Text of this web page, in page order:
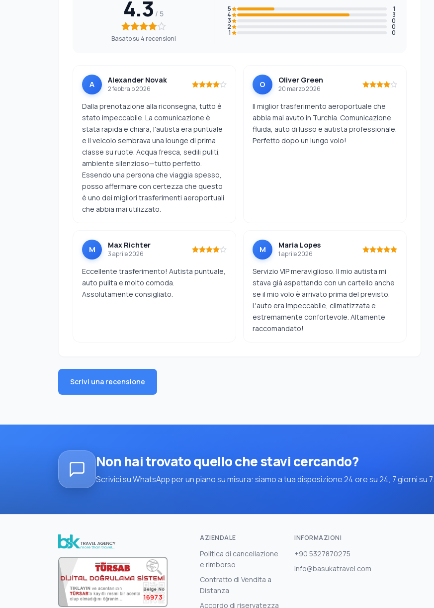
4.3
Basato su 4 recensioni
5 1
4 3
3 0
2 0
1 0
A Alexander Novak
2 febbraio 2026
Dalla prenotazione alla riconsegna, tutto è
stato impeccabile. La comunicazione è
stata rapida e chiara, l'autista era puntuale
e il veicolo sembrava una lounge di prima
classe su ruote. Acqua fresca, sedili puliti,
ambiente silenzioso—tutto perfetto.
Essendo una persona che viaggia spesso,
posso affermare con certezza che questo
è uno dei migliori trasferimenti aeroportuali
che abbia mai utilizzato.
O Oliver Green
20 marzo 2026
Il miglior trasferimento aeroportuale che
abbia mai avuto in Turchia. Comunicazione
fluida, auto di lusso e autista professionale.
Perfetto dopo un lungo volo!
M Max Richter
3 aprile 2026
Eccellente trasferimento! Autista puntuale,
auto pulita e molto comoda.
Assolutamente consigliato.
M Maria Lopes
1 aprile 2026
Servizio VIP meraviglioso. Il mio autista mi
stava già aspettando con un cartello anche
se il mio volo è arrivato prima del previsto.
L'auto era impeccabile, climatizzata e
estremamente confortevole. Altamente
raccomandato!
Scrivi una recensione
Non hai trovato quello che stavi cercando?
Scrivici su WhatsApp per un piano su misura: siamo a tua disposizione 24 ore su 24, 7 giorni su 7.
16973
AZIENDALE
Politica di cancellazione
e rimborso
Contratto di Vendita a
Distanza
Accordo di riservatezza
INFORMAZIONI
+90 5327870275
info@basukatravel.com